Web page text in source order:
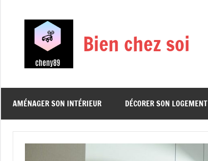
Bien chez soi
AMÉNAGER SON INTÉRIEUR DÉCORER SON LOGEMENT